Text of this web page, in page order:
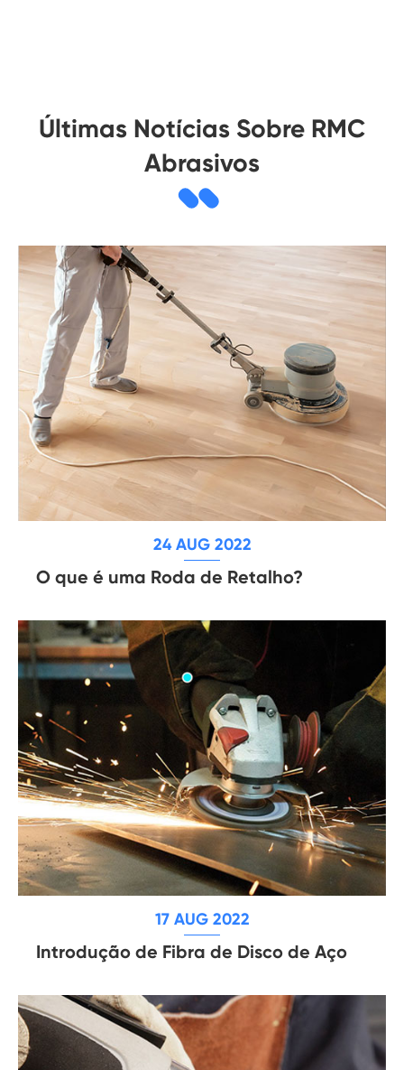
Últimas Notícias Sobre RMC
Abrasivos
24 AUG 2022
O que é uma Roda de Retalho?
17 AUG 2022
Introdução de Fibra de Disco de Aço